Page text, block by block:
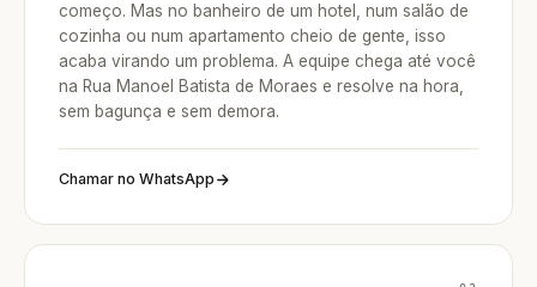
começo. Mas no banheiro de um hotel, num salão de
cozinha ou num apartamento cheio de gente, isso
acaba virando um problema. A equipe chega até você
na Rua Manoel Batista de Moraes e resolve na hora,
sem bagunça e sem demora.
Chamar no WhatsApp